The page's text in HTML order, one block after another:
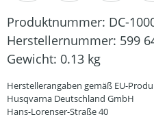
Produktnummer: DC-
Herstellernummer: 599
Gewicht: 0.13 kg
Herstellerangaben gemäß EU-
Husqvarna Deutschland GmbH
Hans-Lorenser-Straße 40